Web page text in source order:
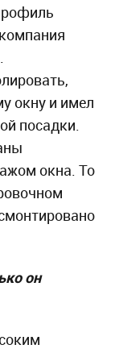
окну и имел
посадки.
окна. То
он